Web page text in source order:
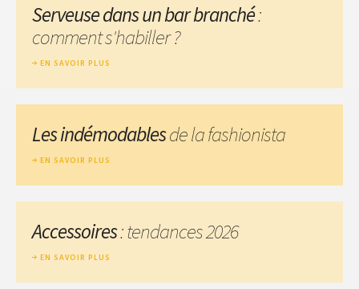
Serveuse dans un bar branché:
comment s'habiller ?
EN SAVOIR PLUS
Les indémodablesde la fashionista
EN SAVOIR PLUS
Accessoires: tendances 2026
EN SAVOIR PLUS